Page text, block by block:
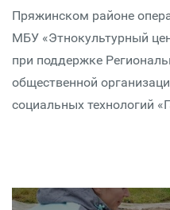
Пряжинском районе
МБУ «Этнокультурный
при поддержке
общественной
социальных технологий